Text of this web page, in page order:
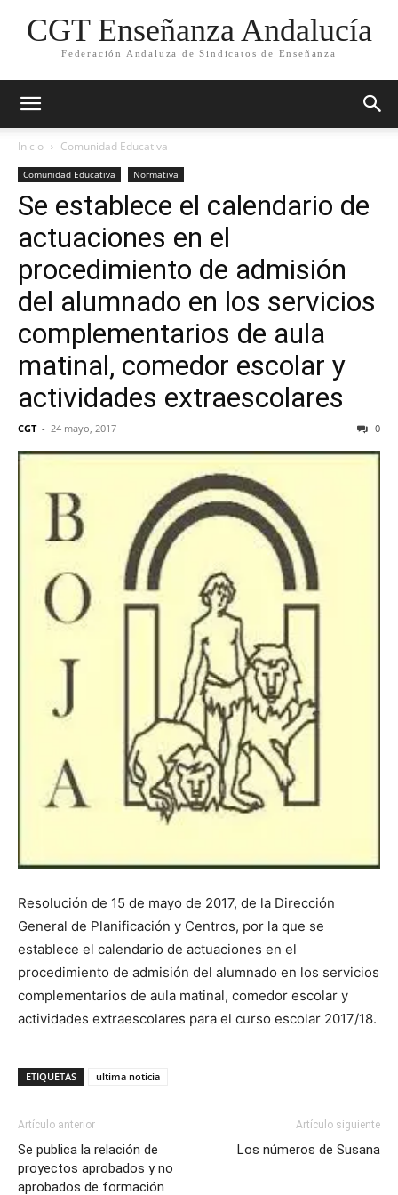
CGT Enseñanza Andalucía
Federación Andaluza de Sindicatos de Enseñanza
Inicio Comunidad Educativa
Comunidad Educativa Normativa
Se establece el calendario de
actuaciones en el
procedimiento de admisión
del alumnado en los servicios
complementarios de aula
matinal, comedor escolar y
actividades extraescolares
CGT - 24 mayo, 2017 0
Resolución de 15 de mayo de 2017, de la Dirección
General de Planificación y Centros, por la que se
establece el calendario de actuaciones en el
procedimiento de admisión del alumnado en los servicios
complementarios de aula matinal, comedor escolar y
actividades extraescolares para el curso escolar 2017/18.
ETIQUETAS ultima noticia
Artículo anterior
Se publica la relación de
proyectos aprobados y no
aprobados de formación
Artículo siguiente
Los números de Susana